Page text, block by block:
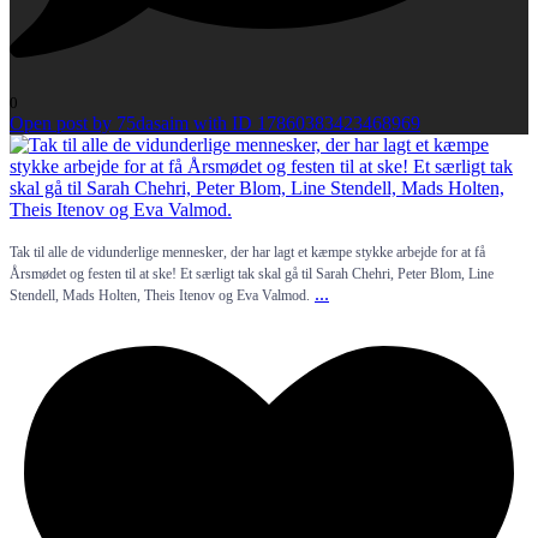
0
Open post by 75dasaim with ID 17860383423468969
Tak til alle de vidunderlige mennesker, der har lagt et kæmpe stykke arbejde for at få
Årsmødet og festen til at ske! Et særligt tak skal gå til Sarah Chehri, Peter Blom, Line
Stendell, Mads Holten, Theis Itenov og Eva Valmod. ...